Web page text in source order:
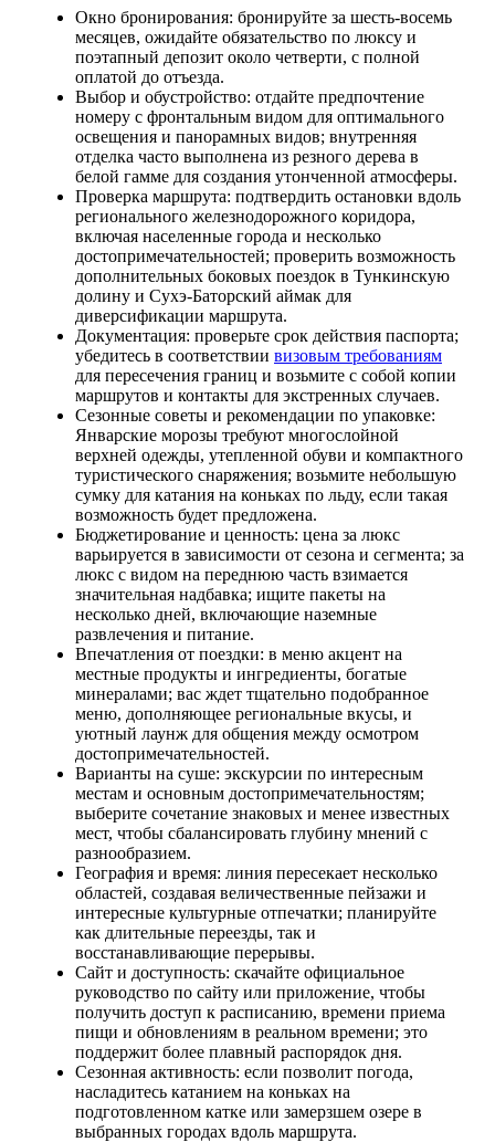
Окно бронирования: бронируйте за шесть-восемь
месяцев, ожидайте обязательство по люксу и
поэтапный депозит около четверти, с полной
оплатой до отъезда.
Выбор и обустройство: отдайте предпочтение
номеру с фронтальным видом для оптимального
освещения и панорамных видов; внутренняя
отделка часто выполнена из резного дерева в
белой гамме для создания утонченной атмосферы.
Проверка маршрута: подтвердить остановки вдоль
регионального железнодорожного коридора,
включая населенные города и несколько
достопримечательностей; проверить возможность
дополнительных боковых поездок в Тункинскую
долину и Сухэ-Баторский аймак для
диверсификации маршрута.
Документация: проверьте срок действия паспорта;
убедитесь в соответствии визовым требованиям
для пересечения границ и возьмите с собой копии
маршрутов и контакты для экстренных случаев.
Сезонные советы и рекомендации по упаковке:
Январские морозы требуют многослойной
верхней одежды, утепленной обуви и компактного
туристического снаряжения; возьмите небольшую
сумку для катания на коньках по льду, если такая
возможность будет предложена.
Бюджетирование и ценность: цена за люкс
варьируется в зависимости от сезона и сегмента; за
люкс с видом на переднюю часть взимается
значительная надбавка; ищите пакеты на
несколько дней, включающие наземные
развлечения и питание.
Впечатления от поездки: в меню акцент на
местные продукты и ингредиенты, богатые
минералами; вас ждет тщательно подобранное
меню, дополняющее региональные вкусы, и
уютный лаунж для общения между осмотром
достопримечательностей.
Варианты на суше: экскурсии по интересным
местам и основным достопримечательностям;
выберите сочетание знаковых и менее известных
мест, чтобы сбалансировать глубину мнений с
разнообразием.
География и время: линия пересекает несколько
областей, создавая величественные пейзажи и
интересные культурные отпечатки; планируйте
как длительные переезды, так и
восстанавливающие перерывы.
Сайт и доступность: скачайте официальное
руководство по сайту или приложение, чтобы
получить доступ к расписанию, времени приема
пищи и обновлениям в реальном времени; это
поддержит более плавный распорядок дня.
Сезонная активность: если позволит погода,
насладитесь катанием на коньках на
подготовленном катке или замерзшем озере в
выбранных городах вдоль маршрута.